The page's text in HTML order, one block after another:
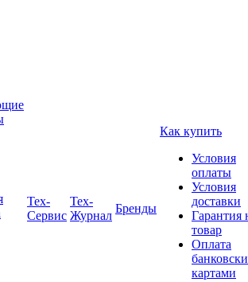
Tex-
Сервис
Тех-
Журнал
Бренды
Как купить
Условия
оплаты
Условия
доставки
Гарантия
товар
Оплата
картами